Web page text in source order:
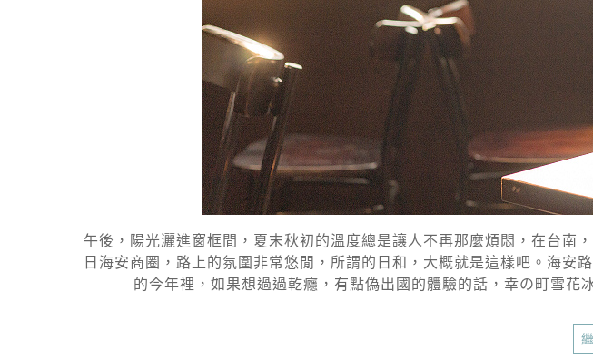
午後，陽光灑進窗框間，夏末秋初的溫度總是讓人不再那麼煩悶，在台
日海安商圈，路上的氛圍非常悠閒，所謂的日和，大概就是這樣吧。海
的今年裡，如果想過過乾癮，有點偽出國的體驗的話，幸の町雪